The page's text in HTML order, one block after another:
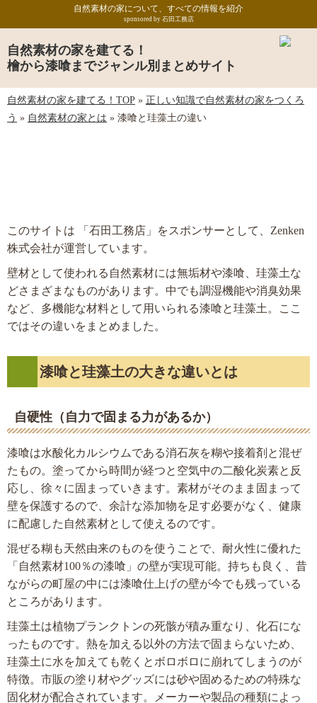
自然素材の家を建てる！
檜から漆喰までジャンル別まとめサイト
自然素材の家について、すべての情報を紹介
sponsored by 石田工務店
自然素材の家を建てる！TOP » 正しい知識で自然素材の家をつくろ
う » 自然素材の家とは » 漆喰と珪藻土の違い
このサイトは 「石田工務店」をスポンサーとして、Zenken
株式会社が運営しています。
壁材として使われる自然素材には無垢材や漆喰、珪藻土な
どさまざまなものがあります。中でも調湿機能や消臭効果
など、多機能な材料として用いられる漆喰と珪藻土。ここ
ではその違いをまとめました。
漆喰と珪藻土の大きな違いとは
自硬性（自力で固まる力があるか）
漆喰は水酸化カルシウムである消石灰を糊や接着剤と混ぜ
たもの。塗ってから時間が経つと空気中の二酸化炭素と反
応し、徐々に固まっていきます。素材がそのまま固まって
壁を保護するので、余計な添加物を足す必要がなく、健康
に配慮した自然素材として使えるのです。
混ぜる糊も天然由来のものを使うことで、耐火性に優れた
「自然素材100％の漆喰」の壁が実現可能。持ちも良く、昔
ながらの町屋の中には漆喰仕上げの壁が今でも残っている
ところがあります。
珪藻土は植物プランクトンの死骸が積み重なり、化石にな
ったものです。熱を加える以外の方法で固まらないため、
珪藻土に水を加えても乾くとボロボロに崩れてしまうのが
特徴。市販の塗り材やグッズには砂や固めるための特殊な
固化材が配合されています。メーカーや製品の種類によっ